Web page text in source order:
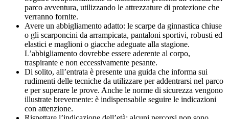
parco avventura, utilizzando le attrezzature di protezione che
verranno fornite.
Avere un abbigliamento adatto: le scarpe da ginnastica chiuse
o gli scarponcini da arrampicata, pantaloni sportivi, robusti ed
elastici e maglioni o giacche adeguate alla stagione.
L’abbigliamento dovrebbe essere aderente al corpo,
traspirante e non eccessivamente pesante.
Di solito, all’entrata è presente una guida che informa sui
rudimenti delle tecniche da utilizzare per addentrarsi nel parco
e per superare le prove. Anche le norme di sicurezza vengono
illustrate brevemente: è indispensabile seguire le indicazioni
con attenzione.